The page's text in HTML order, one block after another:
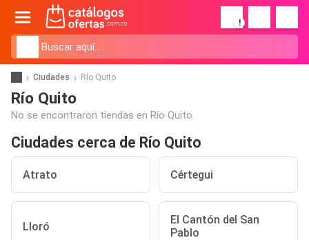
!
Ciudades Río Quito
Río Quito
No se encontraron tiendas en Río Quito.
Ciudades cerca de Río Quito
Atrato Cértegui
Lloró
El Cantón del San
Pablo